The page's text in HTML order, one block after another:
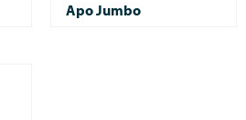
Apo Jumbo